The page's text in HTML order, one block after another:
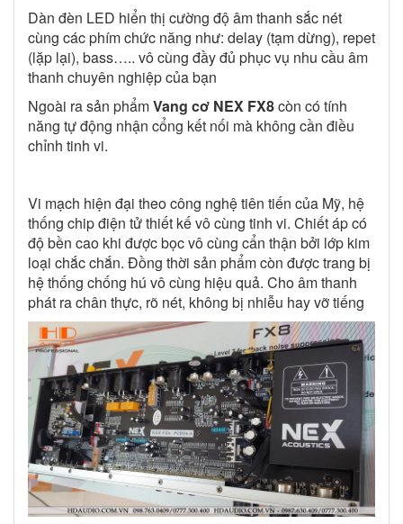
Dàn đèn LED hiển thị cường độ âm thanh sắc nét
cùng các phím chức năng như: delay (tạm dừng), repet
(lặp lại), bass….. vô cùng đầy đủ phục vụ nhu cầu âm
thanh chuyên nghiệp của bạn
Ngoài ra sản phẩmVang cơ NEX FX8còn có tính
năng tự động nhận cổng kết nối mà không cần điều
chỉnh tinh vi.
Vi mạch hiện đại theo công nghệ tiên tiến của Mỹ, hệ
thống chip điện tử thiết kế vô cùng tinh vi. Chiết áp có
độ bền cao khi được bọc vô cùng cẩn thận bởi lớp kim
loại chắc chắn. Đồng thời sản phẩm còn được trang bị
hệ thống chống hú vô cùng hiệu quả. Cho âm thanh
phát ra chân thực, rõ nét, không bị nhiễu hay vỡ tiếng